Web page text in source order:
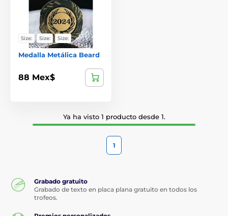
Size: Size: Size:
Medalla Metálica Beard
88 Mex$
Ya ha visto 1 producto desde 1.
1
Grabado gratuito
Grabado de texto en placa plana gratuito en todos los
trofeos.